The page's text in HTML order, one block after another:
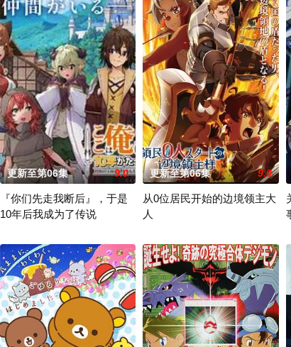
更新至第06集 9.0
『你们先走我断后』，于是
10年后我成为了传说
更新至第06集 9.0
从0位居民开始的边境领主大
人